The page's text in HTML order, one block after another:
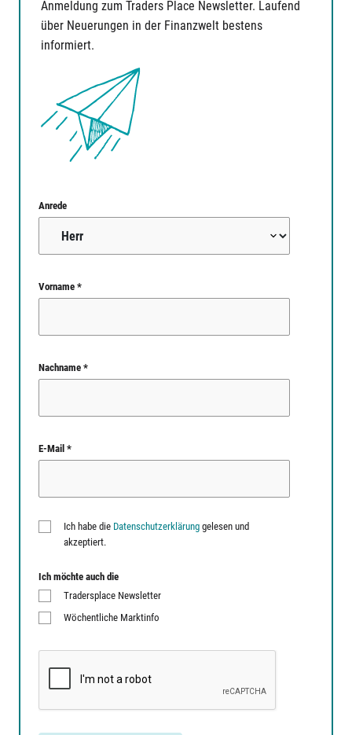
Anmeldung zum Traders Place Newsletter. Laufend
über Neuerungen in der Finanzwelt bestens
informiert.
Anrede
Vorname *
Nachname *
E-Mail *
Ich habe die Datenschutzerklärung gelesen und
akzeptiert.
Ich möchte auch die
Tradersplace Newsletter
Wöchentliche Marktinfo